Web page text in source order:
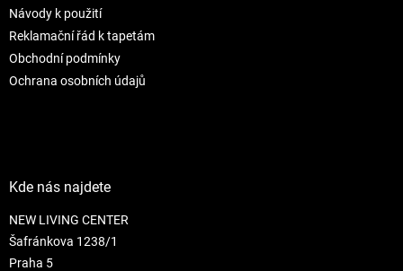
Návody k použití
Reklamační řád k tapetám
Obchodní podmínky
Ochrana osobních údajů
Kde nás najdete
NEW LIVING CENTER
Šafránkova 1238/1
Praha 5